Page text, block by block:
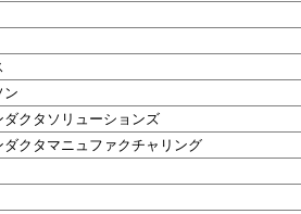
ン
ダクタソリューションズ
ダクタマニュファクチャリング